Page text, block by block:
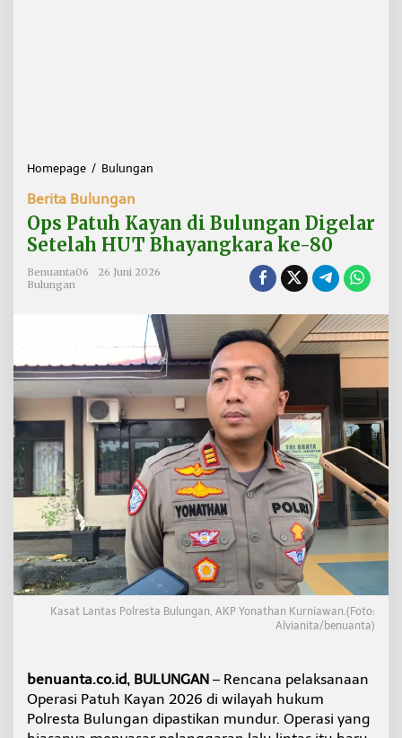
Homepage / Bulungan
P
a
t
a
y
a
n
d
i
l
u
n
a
n
D
i
g
e
t
e
l
a
Berita Bulungan
Ops Patuh Kayan di Bulungan Digelar
Setelah HUT Bhayangkara ke-80
Benuanta06
26 Juni 2026
Bulungan
Kasat Lantas Polresta Bulungan, AKP Yonathan Kurniawan.(Foto:
Alvianita/benuanta)
benuanta.co.id, BULUNGAN – Rencana pelaksanaan
Operasi Patuh Kayan 2026 di wilayah hukum
Polresta Bulungan dipastikan mundur. Operasi yang